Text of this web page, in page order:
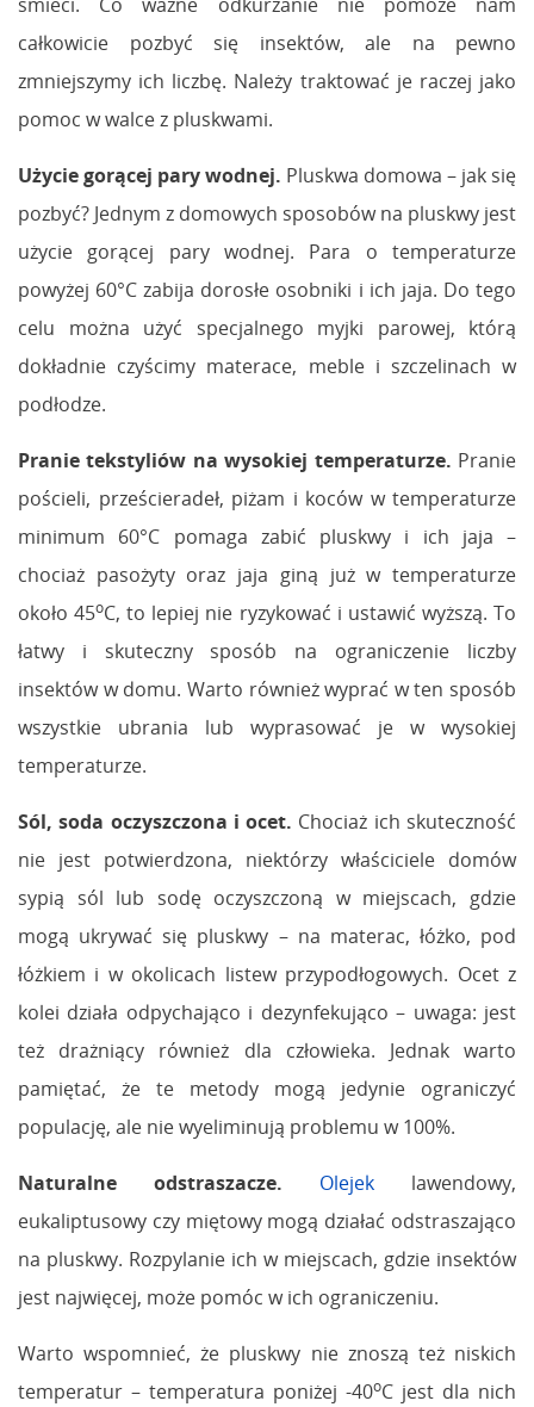
całkowicie pozbyć się insektów, ale na pewno
zmniejszymy ich liczbę. Należy traktować je raczej jako
pomoc w walce z pluskwami.
Użycie gorącej pary wodnej. Pluskwa domowa – jak się
pozbyć? Jednym z domowych sposobów na pluskwy jest
użycie gorącej pary wodnej. Para o temperaturze
powyżej 60°C zabija dorosłe osobniki i ich jaja. Do tego
celu można użyć specjalnego myjki parowej, którą
dokładnie czyścimy materace, meble i szczelinach w
podłodze.
Pranie tekstyliów na wysokiej temperaturze. Pranie
pościeli, prześcieradeł, piżam i koców w temperaturze
minimum 60°C pomaga zabić pluskwy i ich jaja –
chociaż pasożyty oraz jaja giną już w temperaturze
około 45oC, to lepiej nie ryzykować i ustawić wyższą. To
łatwy i skuteczny sposób na ograniczenie liczby
insektów w domu. Warto również wyprać w ten sposób
wszystkie ubrania lub wyprasować je w wysokiej
temperaturze.
Sól, soda oczyszczona i ocet. Chociaż ich skuteczność
nie jest potwierdzona, niektórzy właściciele domów
sypią sól lub sodę oczyszczoną w miejscach, gdzie
mogą ukrywać się pluskwy – na materac, łóżko, pod
łóżkiem i w okolicach listew przypodłogowych. Ocet z
kolei działa odpychająco i dezynfekująco – uwaga: jest
też drażniący również dla człowieka. Jednak warto
pamiętać, że te metody mogą jedynie ograniczyć
populację, ale nie wyeliminują problemu w 100%.
Naturalne odstraszacze. Olejek lawendowy,
eukaliptusowy czy miętowy mogą działać odstraszająco
na pluskwy. Rozpylanie ich w miejscach, gdzie insektów
jest najwięcej, może pomóc w ich ograniczeniu.
Warto wspomnieć, że pluskwy nie znoszą też niskich
temperatur – temperatura poniżej -40oC jest dla nich